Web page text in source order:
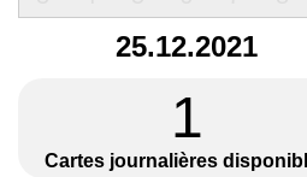
25.12.2021
1
Cartes journalières